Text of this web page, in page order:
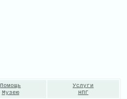
Помощь
Музею
Услуги
НПГ